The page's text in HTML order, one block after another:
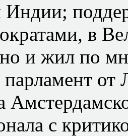
в
и жил по
парламент
с